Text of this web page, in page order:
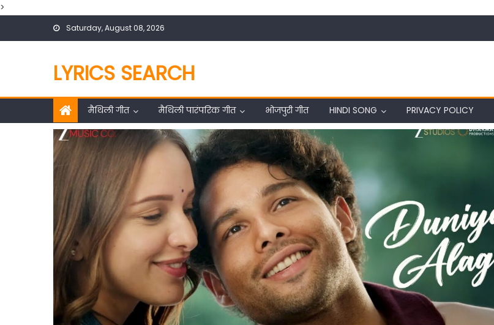
>
Saturday, August 08, 2026
LYRICS SEARCH
मैथिली गीत मैथिली पारंपरिक गीत भोजपुरी गीत HINDI SONG PRIVACY POLICY